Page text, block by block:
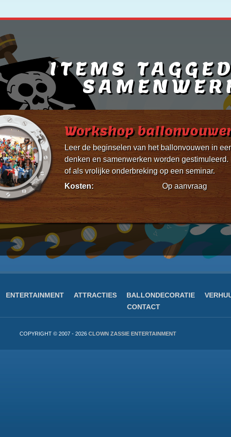
ITEMS
Workshop
Leer de beginselen van het ballonvouwen in
denken en samenwerken worden
of als vrolijke onderbreking op een seminar.
Kosten:
Op aanvraag
ENTERTAINMENT ATTRACTIES BALLONDECORATIE
CONTACT
COPYRIGHT © 2007 - 2026CLOWN ZASSIE ENTERTAINMENT